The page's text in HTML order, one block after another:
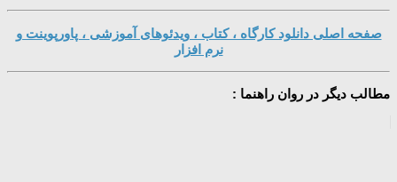
صفحه اصلی دانلود کارگاه ، کتاب ، ویدئوهای آموزشی ، پاورپوینت و
نرم افزار
مطالب دیگر در روان راهنما :